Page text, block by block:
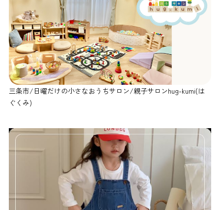
三条市/日曜だけの小さなおうちサロン/親子サロンhug-kumi(は
ぐくみ)